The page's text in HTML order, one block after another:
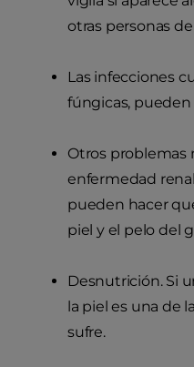
otras personas de
Las infecciones
fúngicas, pueden
Otros problemas
enfermedad
pueden hacer
piel y el pelo del
Desnutrición. Si
la piel es una de
sufre.